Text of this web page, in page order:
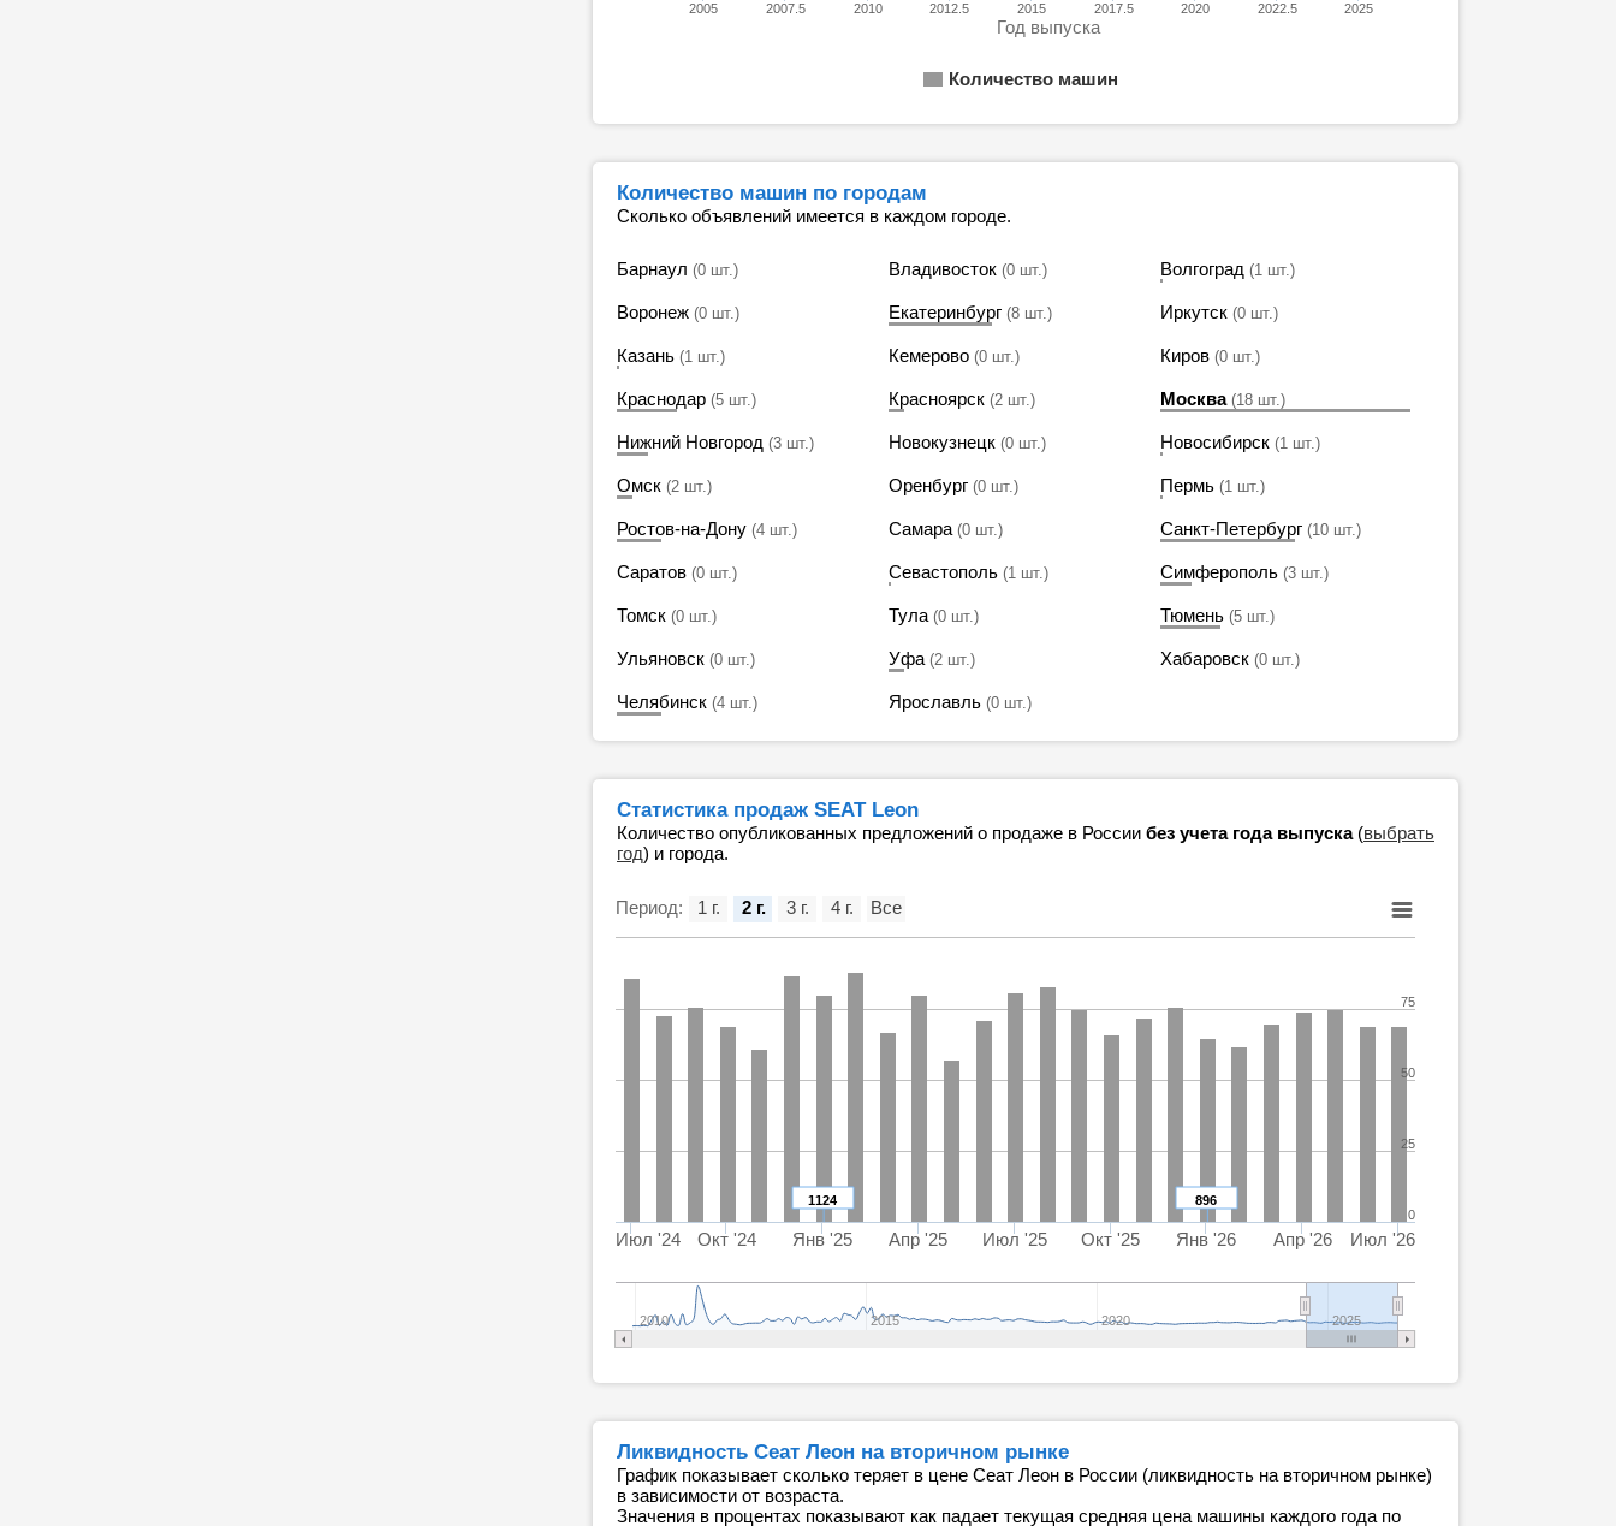
Год выпуска
Количество машин
2005 2007.5 2010 2012.5 2015 2017.5 2020 2022.5 2025
Количество машин по городам
Сколько объявлений имеется в каждом городе.
Барнаул (0 шт.) Владивосток (0 шт.) Волгоград (1 шт.)
Воронеж (0 шт.) Екатеринбург (8 шт.) Иркутск (0 шт.)
Казань (1 шт.) Кемерово (0 шт.) Киров (0 шт.)
Краснодар (5 шт.) Красноярск (2 шт.) Москва (18 шт.)
Нижний Новгород (3 шт.) Новокузнецк (0 шт.) Новосибирск (1 шт.)
Омск (2 шт.) Оренбург (0 шт.) Пермь (1 шт.)
Ростов-на-Дону (4 шт.) Самара (0 шт.) Санкт-Петербург (10 шт.)
Саратов (0 шт.) Севастополь (1 шт.) Симферополь (3 шт.)
Томск (0 шт.) Тула (0 шт.) Тюмень (5 шт.)
Ульяновск (0 шт.) Уфа (2 шт.) Хабаровск (0 шт.)
Челябинск (4 шт.) Ярославль (0 шт.)
Статистика продаж SEAT Leon
Количество опубликованных предложений о продаже в России без учета года выпуска(выбрать
год) и города.
Период:
896
1124
Июл '24 Окт '24 Янв '25 Апр '25 Июл '25 Окт '25 Янв '26 Апр '26 Июл '26
2010 2015 2020 2025
0
25
50
75
1 г. 2 г. 3 г. 4 г. Все
Ликвидность Сеат Леон на вторичном рынке
График показывает сколько теряет в цене Сеат Леон в России (ликвидность на вторичном рынке)
в зависимости от возраста.
Значения в процентах показывают как падает текущая средняя цена машины каждого года по